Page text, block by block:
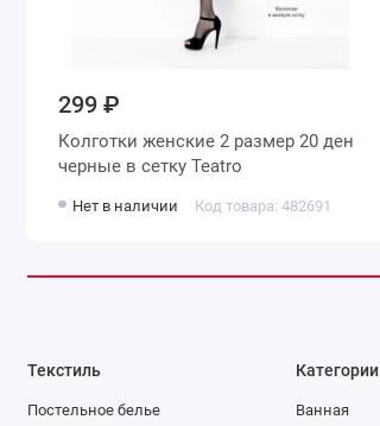
299 ₽
Колготки женские 2 размер 20 ден
черные в сетку Teatro
Нет в наличии Код товара: 482691
Текстиль
Постельное белье
Категории
Ванная